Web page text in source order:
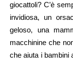
giocattoli? C’è
invidiosa, un
geloso, una
macchinine che
che aiuta i bambini